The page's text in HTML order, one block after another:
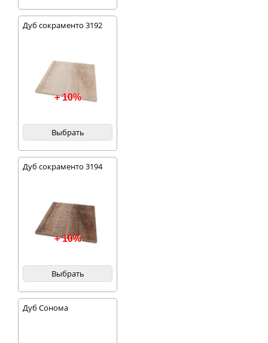
Дуб сокраменто 3192
+ 10%
Выбрать
Дуб сокраменто 3194
+ 10%
Выбрать
Дуб Сонома